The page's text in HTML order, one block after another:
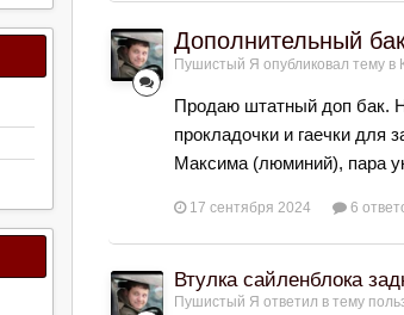
Дополнительный
Пушистый Я опубликовал тему в
Продаю штатный доп бак.
прокладочки и гаечки для
Максима (люминий), пара
17 сентября 2024 6
Втулка сайленблока
Пушистый Я ответил в тему